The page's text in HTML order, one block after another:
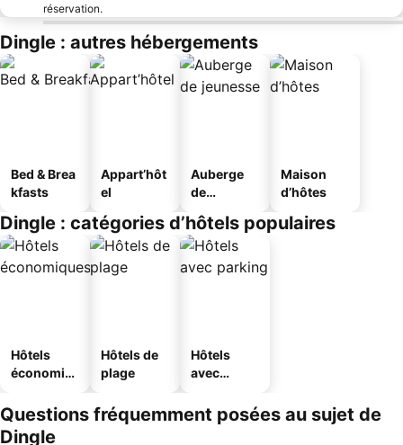
réservation.
Dingle : autres hébergements
Bed & Brea
kfasts
Appart’hôt
el
Auberge
de
Maison
d’hôtes
Dingle : catégories d’hôtels populaires
Hôtels
économiq
Hôtels de
plage
Hôtels
avec
Questions fréquemment posées au sujet de
Dingle